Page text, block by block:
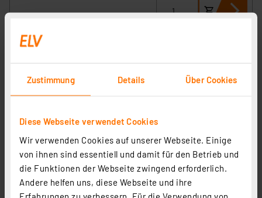
Zustimmung Details Über Cookies
Diese Webseite verwendet Cookies
Wir verwenden Cookies auf unserer Webseite. Einige
von ihnen sind essentiell und damit für den Betrieb und
die Funktionen der Webseite zwingend erforderlich.
Andere helfen uns, diese Webseite und ihre
Erfahrungen zu verbessern. Für die Verwendung von
ELV Ortungsgerät OG-30